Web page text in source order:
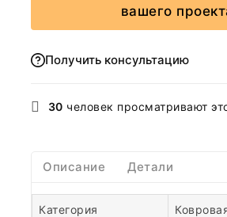
вашего
Получить консультацию
30 человек просматривают
Описание Детали
Категория